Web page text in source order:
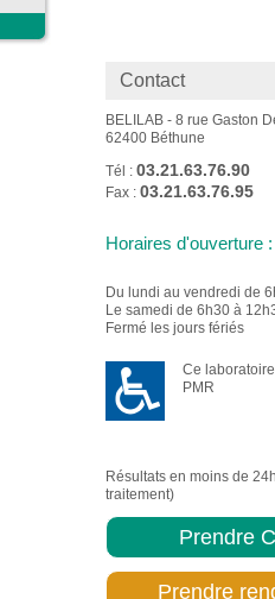
Contact
BELILAB - 8 rue Gaston
62400 Béthune
Tél : 03.21.63.76.90
Fax : 03.21.63.76.95
Horaires d'ouverture :
Du lundi au vendredi de
Le samedi de 6h30 à
Fermé les jours fériés
Ce
PMR
Résultats en moins de
traitement)
Prendre
Prendre